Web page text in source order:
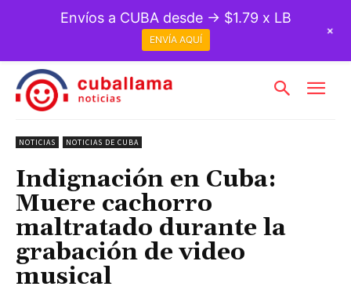
NOTICIAS NOTICIAS DE CUBA
Indignación en Cuba:
Muere cachorro
maltratado durante la
grabación de video
musical
Envíos a CUBA desde → $1.79 x LB
ENVÍA AQUÍ
+